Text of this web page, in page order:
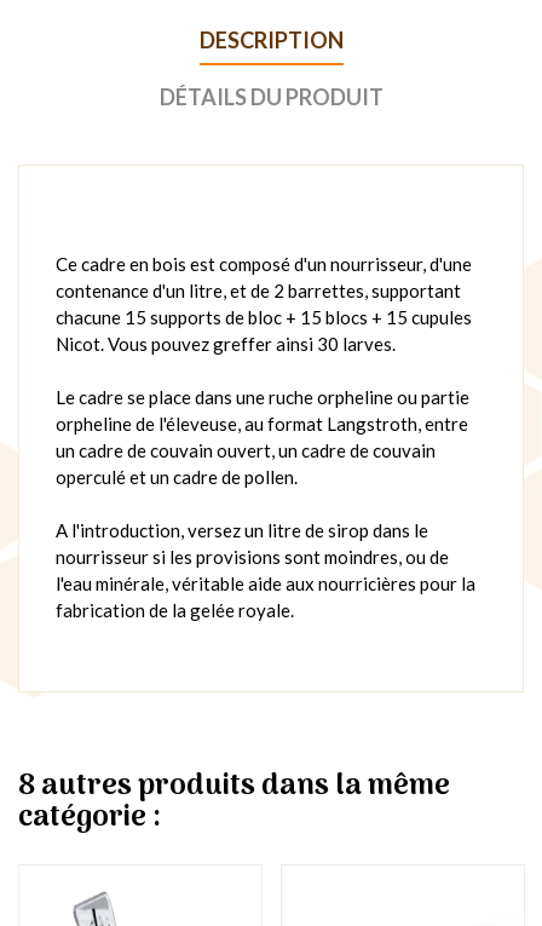
DESCRIPTION
DÉTAILS DU PRODUIT
Ce cadre en bois est composé d'un nourrisseur, d'une
contenance d'un litre, et de 2 barrettes, supportant
chacune 15 supports de bloc + 15 blocs + 15 cupules
Nicot. Vous pouvez greffer ainsi 30 larves.
Le cadre se place dans une ruche orpheline ou partie
orpheline de l'éleveuse, au format Langstroth, entre
un cadre de couvain ouvert, un cadre de couvain
operculé et un cadre de pollen.
A l'introduction, versez un litre de sirop dans le
nourrisseur si les provisions sont moindres, ou de
l'eau minérale, véritable aide aux nourricières pour la
fabrication de la gelée royale.
8 autres produits dans la même
catégorie :